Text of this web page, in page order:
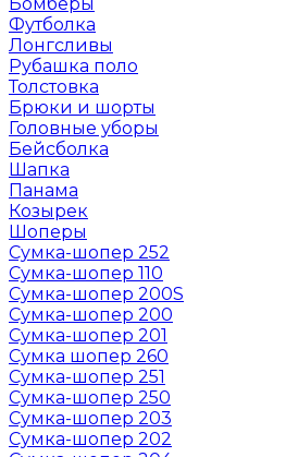
Футболка
Лонгсливы
Рубашка поло
Толстовка
Брюки и шорты
Головные уборы
Бейсболка
Шапка
Панама
Козырек
Шоперы
Сумка-шопер 252
Сумка-шопер 110
Сумка-шопер 200S
Сумка-шопер 200
Сумка-шопер 201
Сумка шопер 260
Сумка-шопер 251
Сумка-шопер 250
Сумка-шопер 203
Сумка-шопер 202